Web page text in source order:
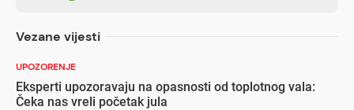
Vezane vijesti
UPOZORENJE
Eksperti upozoravaju na opasnosti od toplotnog vala:
Čeka nas vreli početak jula